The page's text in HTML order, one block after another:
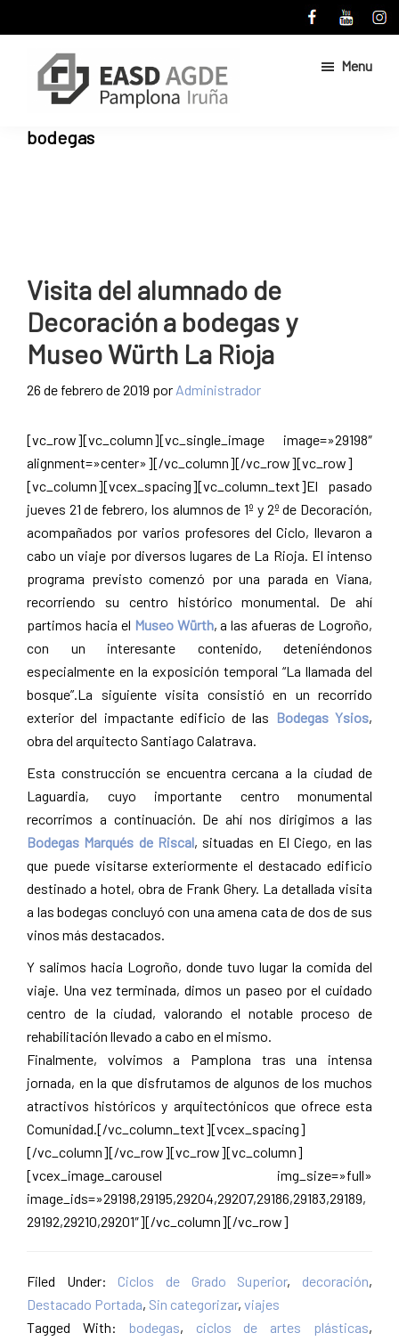
to
content
to
Escuela
de
Sitio
y
Superior
de
Diseño
de
Menu
bodegas
Visita del alumnado de
Decoración a bodegas y
Museo Würth La Rioja
26 de febrero de 2019 por Administrador
[vc_row][vc_column][vc_single_image image=»29198″
alignment=»center»][/vc_column][/vc_row][vc_row]
[vc_column][vcex_spacing][vc_column_text]El pasado
jueves 21 de febrero, los alumnos de 1º y 2º de Decoración,
acompañados por varios profesores del Ciclo, llevaron a
cabo un viaje por diversos lugares de La Rioja. El intenso
programa previsto comenzó por una parada en Viana,
recorriendo su centro histórico monumental. De ahí
partimos hacia el Museo Würth, a las afueras de Logroño,
con un interesante contenido, deteniéndonos
especialmente en la exposición temporal “La llamada del
bosque”.La siguiente visita consistió en un recorrido
exterior del impactante edificio de las Bodegas Ysios,
obra del arquitecto Santiago Calatrava.
Esta construcción se encuentra cercana a la ciudad de
Laguardia, cuyo importante centro monumental
recorrimos a continuación. De ahí nos dirigimos a las
Bodegas Marqués de Riscal, situadas en El Ciego, en las
que puede visitarse exteriormente el destacado edificio
destinado a hotel, obra de Frank Ghery. La detallada visita
a las bodegas concluyó con una amena cata de dos de sus
vinos más destacados.
Y salimos hacia Logroño, donde tuvo lugar la comida del
viaje. Una vez terminada, dimos un paseo por el cuidado
centro de la ciudad, valorando el notable proceso de
rehabilitación llevado a cabo en el mismo.
Finalmente, volvimos a Pamplona tras una intensa
jornada, en la que disfrutamos de algunos de los muchos
atractivos históricos y arquitectónicos que ofrece esta
Comunidad.[/vc_column_text][vcex_spacing]
[/vc_column][/vc_row][vc_row][vc_column]
[vcex_image_carousel img_size=»full»
image_ids=»29198,29195,29204,29207,29186,29183,29189,
29192,29210,29201″][/vc_column][/vc_row]
Filed Under: Ciclos de Grado Superior, decoración,
Destacado Portada, Sin categorizar, viajes
Tagged With: bodegas, ciclos de artes plásticas,